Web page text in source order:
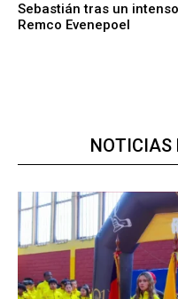
Sebastián tras un
Remco Evenepoel
NOTICIAS